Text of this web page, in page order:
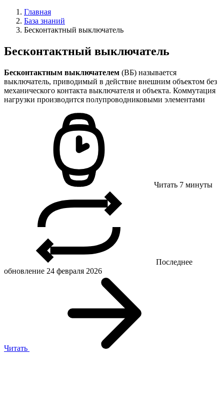
Главная
База знаний
Бесконтактный выключатель
Бесконтактный выключатель
Бесконтактным выключателем (ВБ) называется
выключатель, приводимый в действие внешним объектом без
механического контакта выключателя и объекта. Коммутация
нагрузки производится полупроводниковыми элементами
Читать 7 минуты
Последнее
обновление 24 февраля 2026
Читать